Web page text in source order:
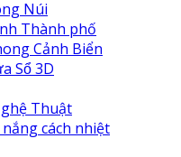
Núi
Thành phố
Cảnh Biển
Sổ 3D
Thuật
cách nhiệt